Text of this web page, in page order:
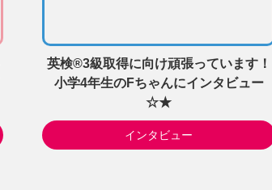
英検®3級取得に向け頑張っています！
小学4年生のFちゃんにインタビュー
☆★
インタビュー